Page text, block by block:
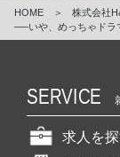
HOME ＞ 株式会社
──いや、めっちゃドラ
SERVICE
求人を